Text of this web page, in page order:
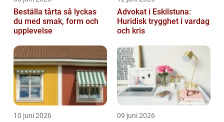
Beställa tårta så lyckas
du med smak, form och
upplevelse
Advokat i Eskilstuna:
Huridisk trygghet i vardag
och kris
10 juni 2026 09 juni 2026